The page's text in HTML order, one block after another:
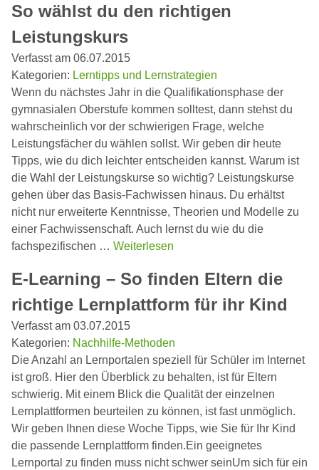
So wählst du den richtigen
Leistungskurs
Verfasst am 06.07.2015
Kategorien: Lerntipps und Lernstrategien
Wenn du nächstes Jahr in die Qualifikationsphase der
gymnasialen Oberstufe kommen solltest, dann stehst du
wahrscheinlich vor der schwierigen Frage, welche
Leistungsfächer du wählen sollst. Wir geben dir heute
Tipps, wie du dich leichter entscheiden kannst. Warum ist
die Wahl der Leistungskurse so wichtig? Leistungskurse
gehen über das Basis-Fachwissen hinaus. Du erhältst
nicht nur erweiterte Kenntnisse, Theorien und Modelle zu
einer Fachwissenschaft. Auch lernst du wie du die
fachspezifischen … Weiterlesen
E-Learning – So finden Eltern die
richtige Lernplattform für ihr Kind
Verfasst am 03.07.2015
Kategorien: Nachhilfe-Methoden
Die Anzahl an Lernportalen speziell für Schüler im Internet
ist groß. Hier den Überblick zu behalten, ist für Eltern
schwierig. Mit einem Blick die Qualität der einzelnen
Lernplattformen beurteilen zu können, ist fast unmöglich.
Wir geben Ihnen diese Woche Tipps, wie Sie für Ihr Kind
die passende Lernplattform finden.Ein geeignetes
Lernportal zu finden muss nicht schwer seinUm sich für ein